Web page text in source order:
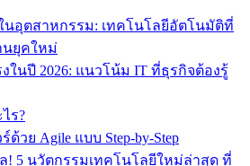
ในอุตสาหกรรม: เทคโนโลยีอัตโนมัติที่
นยุคใหม่
ในปี 2026: แนวโน้ม IT ที่ธุรกิจต้องรู้
ร?
วย Agile แบบ Step-by-Step
5 นวัตกรรมเทคโนโลยีใหม่ล่าสุด ที่